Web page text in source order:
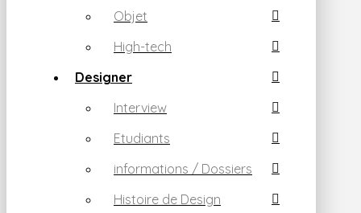
Objet
High-tech
Designer
Interview
Etudiants
informations / Dossiers
Histoire de Design